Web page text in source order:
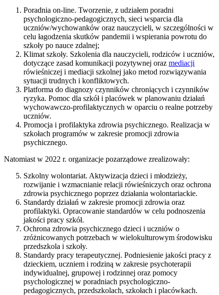
Poradnia on-line. Tworzenie, z udziałem poradni
psychologiczno-pedagogicznych, sieci wsparcia dla
uczniów/wychowanków oraz nauczycieli, w szczególności w
celu łagodzenia skutków pandemii i wspierania powrotu do
szkoły po nauce zdalnej;
Klimat szkoły. Szkolenia dla nauczycieli, rodziców i uczniów,
dotyczące zasad komunikacji pozytywnej oraz mediacji
rówieśniczej i mediacji szkolnej jako metod rozwiązywania
sytuacji trudnych i konfliktowych.
Platforma do diagnozy czynników chroniących i czynników
ryzyka. Pomoc dla szkół i placówek w planowaniu działań
wychowawczo-profilaktycznych w oparciu o realne potrzeby
uczniów.
Promocja i profilaktyka zdrowia psychicznego. Realizacja w
szkołach programów w zakresie promocji zdrowia
psychicznego.
Natomiast w 2022 r. organizacje pozarządowe zrealizowały:
Szkolny wolontariat. Aktywizacja dzieci i młodzieży,
rozwijanie i wzmacnianie relacji rówieśniczych oraz ochrona
zdrowia psychicznego poprzez działania wolontariackie.
Standardy działań w zakresie promocji zdrowia oraz
profilaktyki. Opracowanie standardów w celu podnoszenia
jakości pracy szkół.
Ochrona zdrowia psychicznego dzieci i uczniów o
zróżnicowanych potrzebach w wielokulturowym środowisku
przedszkola i szkoły.
Standardy pracy terapeutycznej. Podniesienie jakości pracy z
dzieckiem, uczniem i rodziną w zakresie psychoterapii
indywidualnej, grupowej i rodzinnej oraz pomocy
psychologicznej w poradniach psychologiczno-
pedagogicznych, przedszkolach, szkołach i placówkach.